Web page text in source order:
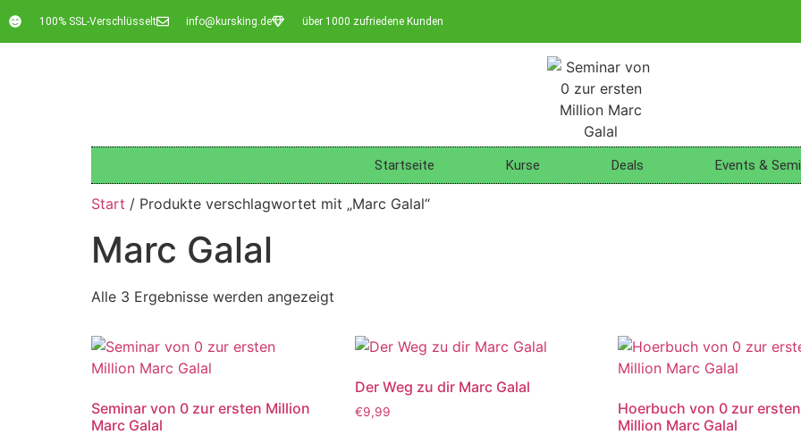
100% SSL-Verschlüsselt info@kursking.de über 1000 zufriedene Kunden
Startseite Kurse Deals Events &
Start / Produkte verschlagwortet mit „Marc Galal“
Marc Galal
Alle 3 Ergebnisse werden angezeigt
Seminar von 0 zur ersten Million
Marc Galal
Der Weg zu dir Marc Galal
€9,99
Hoerbuch von 0 zur ersten
Million Marc Galal